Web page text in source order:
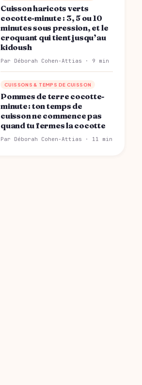
Cuisson haricots verts
cocotte-minute : 3, 5 ou 10
minutes sous pression, et le
croquant qui tient jusqu’au
kidoush
Par Déborah Cohen-Attias · 9 min
CUISSONS & TEMPS DE CUISSON
Pommes de terre cocotte-
minute : ton temps de
cuisson ne commence pas
quand tu fermes la cocotte
Par Déborah Cohen-Attias · 11 min